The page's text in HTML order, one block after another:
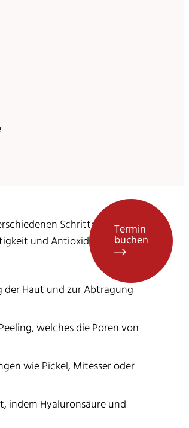
Schritten,
und Antioxidantien
der Haut und zur Abtragung
welches die Poren von
wie Pickel, Mitesser oder
indem Hyaluronsäure und
Termin
buchen